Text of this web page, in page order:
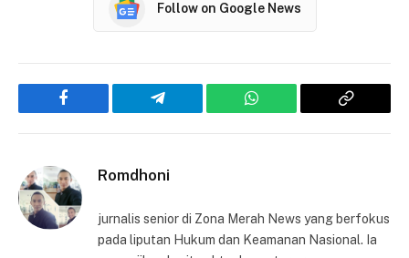
Follow on Google News
Facebook Telegram WhatsApp
Copy
Romdhoni
jurnalis senior di Zona Merah News yang berfokus
pada liputan Hukum dan Keamanan Nasional. Ia